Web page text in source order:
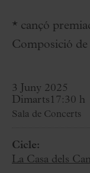
* cançó
Composició de
3 Juny 2025
Dimarts 17:30 h
Sala de Concerts
Cicle:
La Casa dels